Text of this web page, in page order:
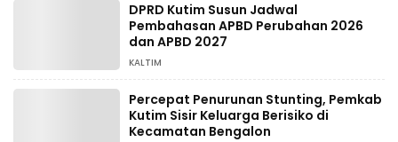
DPRD Kutim Susun Jadwal
Pembahasan APBD Perubahan 2026
dan APBD 2027
KALTIM
Percepat Penurunan Stunting, Pemkab
Kutim Sisir Keluarga Berisiko di
Kecamatan Bengalon